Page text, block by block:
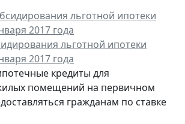
льготной ипотеки
2017 года
кредиты для
помещений на первичном
гражданам по ставке